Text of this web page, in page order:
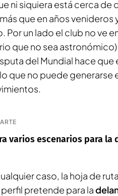
ni siquiera está cerca
que en años venideros
Por un lado el club no ve
que no sea
del Mundial hace
que no puede
varios escenarios para la
caso, la hoja de
pretende para la